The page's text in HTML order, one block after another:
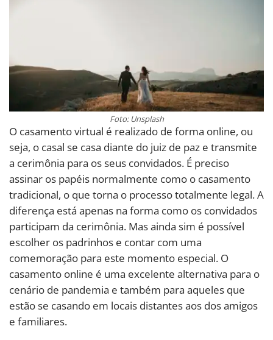
Foto: Unsplash
O casamento virtual é realizado de forma online, ou
seja, o casal se casa diante do juiz de paz e transmite
a cerimônia para os seus convidados. É preciso
assinar os papéis normalmente como o casamento
tradicional, o que torna o processo totalmente legal. A
diferença está apenas na forma como os convidados
participam da cerimônia. Mas ainda sim é possível
escolher os padrinhos e contar com uma
comemoração para este momento especial. O
casamento online é uma excelente alternativa para o
cenário de pandemia e também para aqueles que
estão se casando em locais distantes aos dos amigos
e familiares.